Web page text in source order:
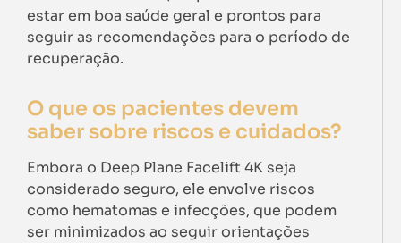
estar em boa saúde geral e prontos para
seguir as recomendações para o período de
recuperação.
O que os pacientes devem
saber sobre riscos e cuidados?
Embora o Deep Plane Facelift 4K seja
considerado seguro, ele envolve riscos
como hematomas e infecções, que podem
ser minimizados ao seguir orientações